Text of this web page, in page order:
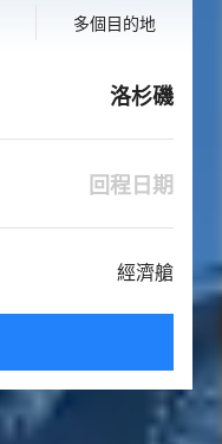
多個目的地
洛杉磯
回程日期
經濟艙